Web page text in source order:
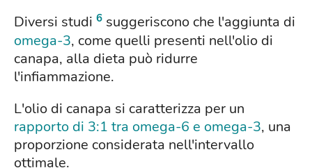
Diversi studi 6 suggeriscono che l'aggiunta di
omega-3, come quelli presenti nell'olio di
canapa, alla dieta può ridurre
l'infiammazione.
L'olio di canapa si caratterizza per un
rapporto di 3:1 tra omega-6 e omega-3, una
proporzione considerata nell'intervallo
ottimale.